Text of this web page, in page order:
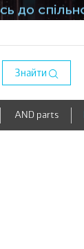
Знайти
AND parts